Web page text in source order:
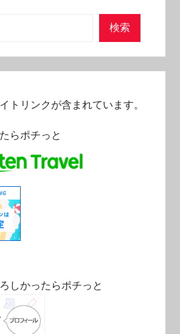
検索
トリンクが含まれています。
らポチっと
しかったらポチっと